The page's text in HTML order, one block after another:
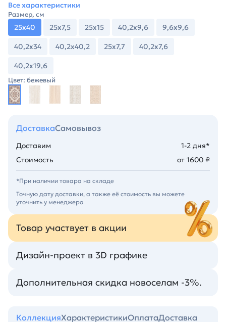
Все характеристики
Размер, см
25х40 25х7,5 25х15 40,2х9,6 9,6х9,6
40,2х34 40,2х40,2 25х7,7 40,2х7,6
40,2х19,6
Цвет: бежевый
ДоставкаСамовывоз
Доставим
1-2 дня*
Стоимость
от 1600 ₽
*При наличии товара на складе
Точную дату доставки, а также её стоимость вы можете
уточнить у менеджера
Товар участвует в акции
Дизайн-проект в 3D графике
Дополнительная скидка новоселам -3%.
КоллекцияХарактеристикиОплатаДоставка